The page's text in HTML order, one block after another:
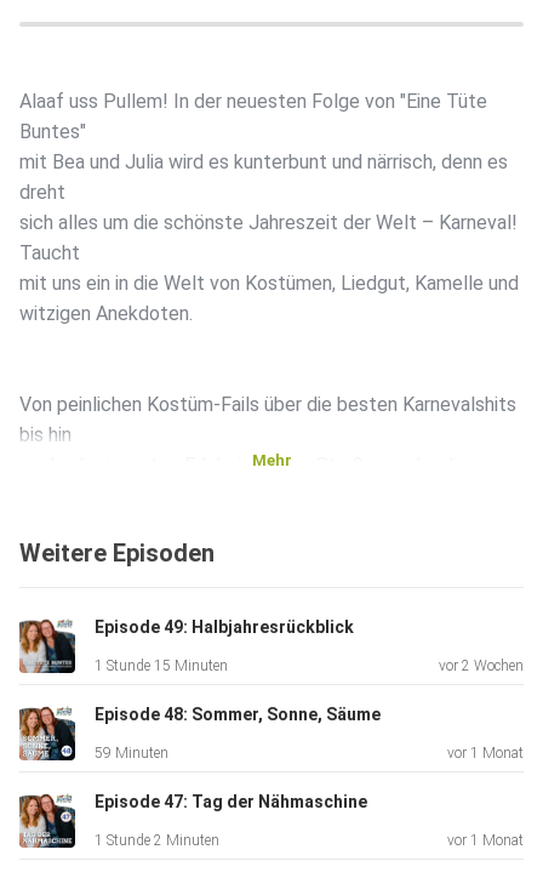
Alaaf uss Pullem! In der neuesten Folge von "Eine Tüte
Buntes"
mit Bea und Julia wird es kunterbunt und närrisch, denn es
dreht
sich alles um die schönste Jahreszeit der Welt – Karneval!
Taucht
mit uns ein in die Welt von Kostümen, Liedgut, Kamelle und
witzigen Anekdoten.
Von peinlichen Kostüm-Fails über die besten Karnevalshits
bis hin
zu den kuriosesten Erlebnissen am Straßenrand – diese
Start!
Welche Überraschungsthemen drehen wir diesmal auf? Eins
ist
sicher: Es wird fröhlich, chaotisch und garantiert bunt.
Reinhören lohnt sich – wir wünschen euch eine närrische
jede Menge Spaß! Dreimol Tüte Buntes Alaaf!
Mehr
Weitere Episoden
Episode 49: Halbjahresrückblick
1 Stunde 15 Minuten vor 2 Wochen
Episode 48: Sommer, Sonne, Säume
59 Minuten vor 1 Monat
Episode 47: Tag der Nähmaschine
1 Stunde 2 Minuten vor 1 Monat